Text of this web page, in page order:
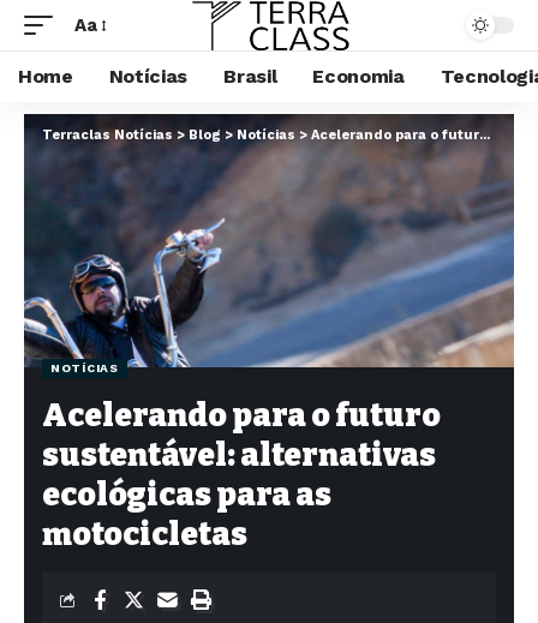
Aa
Home Notícias Brasil Economia
Terraclas Notícias> Blog > Notícias > Acelerando para o futuro sustentável: alternativas ecológicas para as motocicletas
NOTÍCIAS
Acelerando para o futuro
sustentável: alternativas
ecológicas para as
motocicletas